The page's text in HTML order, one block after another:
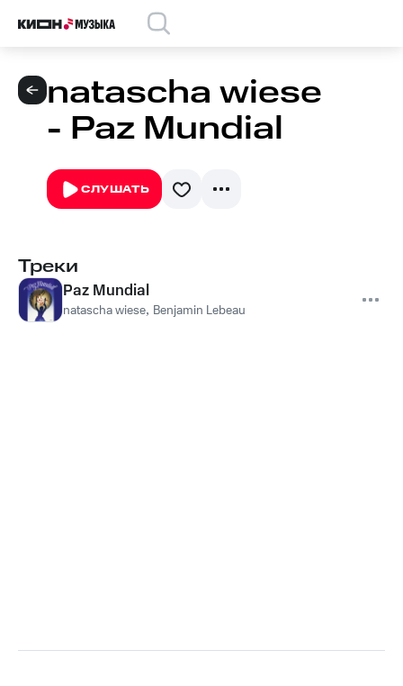
natascha wiese
- Paz Mundial
СЛУШАТЬ
Треки
Paz Mundial
natascha wiese, Benjamin Lebeau